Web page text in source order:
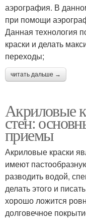
аэрография. В
при помощи
Данная технология
краски и делать
переходы;
читать дальше →
Акриловые
стен:
приемы
Акриловые краски
имеют
разводить водой,
делать этого и
хорошо ложится
долговечное